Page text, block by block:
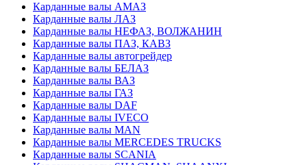
Карданные валы АМАЗ
Карданные валы ЛАЗ
Карданные валы НЕФАЗ, ВОЛЖАНИН
Карданные валы ПАЗ, КАВЗ
Карданные валы автогрейдер
Карданные валы БЕЛАЗ
Карданные валы ВАЗ
Карданные валы ГАЗ
Карданные валы DAF
Карданные валы IVECO
Карданные валы MAN
Карданные валы MERCEDES TRUCKS
Карданные валы SCANIA